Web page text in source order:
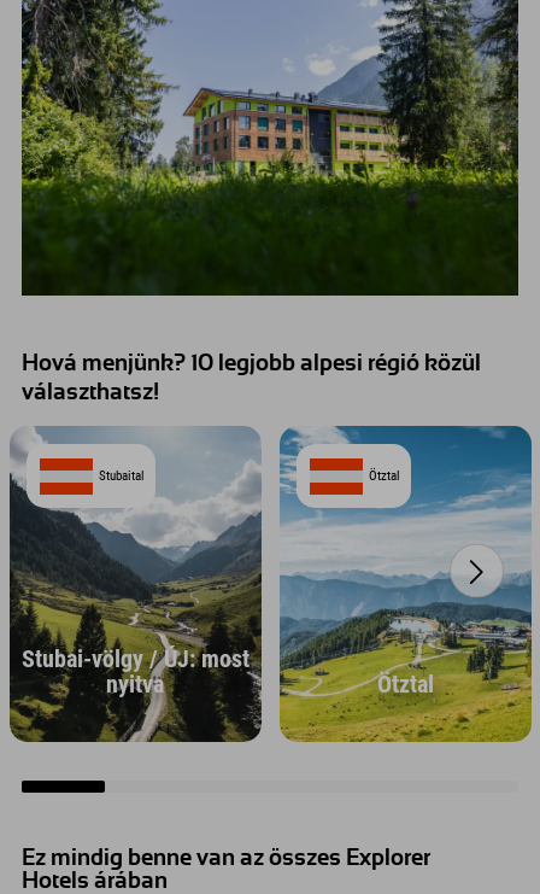
Hová menjünk? 10 legjobb alpesi régió közül
választhatsz!
Stubaital
Stubai-völgy / ÚJ: most
nyitva
Ötztal
Ötztal
Ez mindig benne van az összes Explorer
Hotels árában